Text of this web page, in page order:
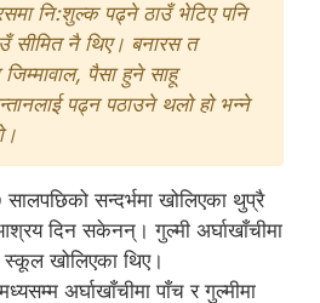
नि:शुल्क पढ्ने ठाउँ भेटिए पनि
सीमित नै थिए। बनारस त
पैसा हुने साहू
पढ्न पठाउने थलो हो भन्ने
सालपछिको सन्दर्भमा खोलिएका थुप्रै
दिन सकेनन्। गुल्मी अर्घाखाँचीमा
खोलिएका थिए।
अर्घाखाँचीमा पाँच र गुल्मीमा